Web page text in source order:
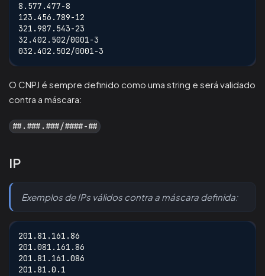
8.577.477-8
123.456.789-12
321.987.543-23
32.402.502/0001-3
032.402.502/0001-3
O CNPJ é sempre definido como uma string e será validado
contra a máscara:
##.###.###/####-##
IP
Exemplos de IPs válidos contra a máscara definida:
201.81.161.86
201.081.161.86
201.81.161.086
201.81.0.1